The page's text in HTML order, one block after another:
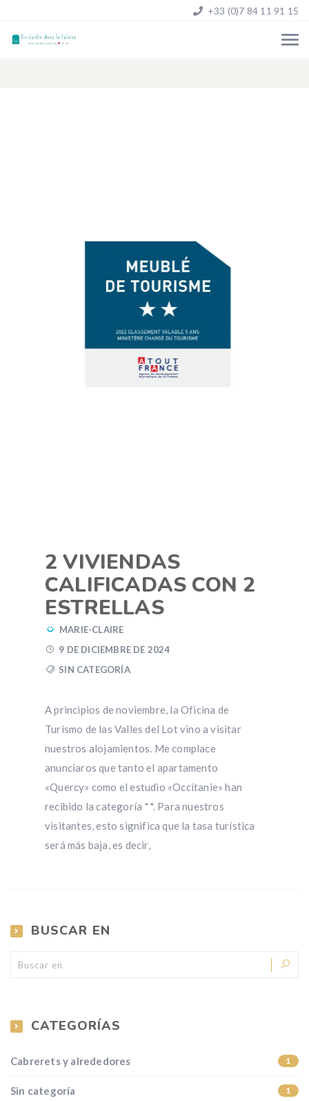
+33 (0)7 84 11 91 15
2 VIVIENDAS
CALIFICADAS CON 2
ESTRELLAS
MARIE-CLAIRE
9 DE DICIEMBRE DE 2024
SIN CATEGORÍA
A principios de noviembre, la Oficina de
Turismo de las Valles del Lot vino a visitar
nuestros alojamientos. Me complace
anunciaros que tanto el apartamento
«Quercy» como el estudio «Occitanie» han
recibido la categoría **. Para nuestros
visitantes, esto significa que la tasa turística
será más baja, es decir,
BUSCAR EN
CATEGORÍAS
Cabrerets y alrededores 1
Sin categoría 1